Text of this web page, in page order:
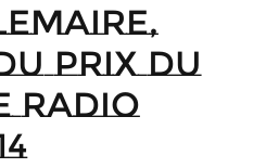
prix du
Radio